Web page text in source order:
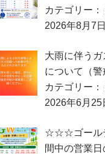
カテゴリー：
2026年8月7日
大雨に伴う
について（警
カテゴリー：
2026年6月25
☆☆☆ゴール
間中の営業